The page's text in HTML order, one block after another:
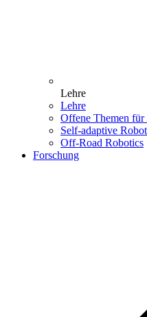
Lehre
Lehre
Offene Themen für
Self-adaptive
Off-Road Robotics
Forschung